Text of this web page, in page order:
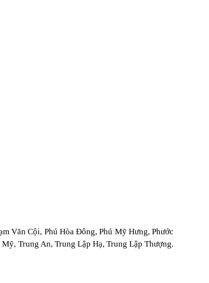
Văn Cội, Phú Hòa Đông, Phú Mỹ Hưng, Phước
Trung An, Trung Lập Hạ, Trung Lập Thượng.